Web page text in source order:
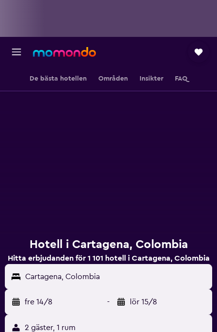
De bästa hotellen Områden Insikter FAQ
Hotell i Cartagena, Colombia
Hitta erbjudanden för 1 101 hotell i Cartagena, Colombia
Cartagena, Colombia
fre 14/8 - lör 15/8
2 gäster, 1 rum